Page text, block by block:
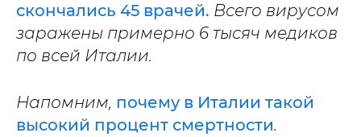
скончались 45 врачей. Всего вирусом
заражены примерно 6 тысяч медиков
по всей Италии.
Напомним, почему в Италии такой
высокий процент смертности.